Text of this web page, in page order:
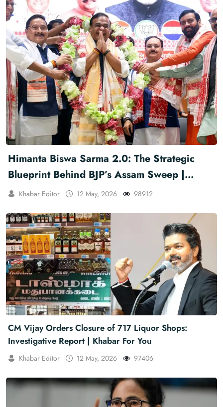
Himanta Biswa Sarma 2.0: The Strategic
Blueprint Behind BJP’s Assam Sweep |
Khabar For You
Khabar Editor 12 May, 2026 98912
CM Vijay Orders Closure of 717 Liquor Shops:
Investigative Report | Khabar For You
Khabar Editor 12 May, 2026 97406